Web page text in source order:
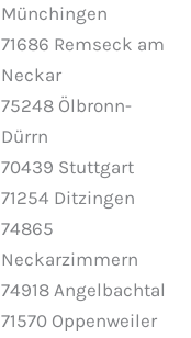
Münchingen
71686 Remseck am
Neckar
75248 Ölbronn-
Dürrn
70439 Stuttgart
71254 Ditzingen
74865
Neckarzimmern
74918 Angelbachtal
71570 Oppenweiler